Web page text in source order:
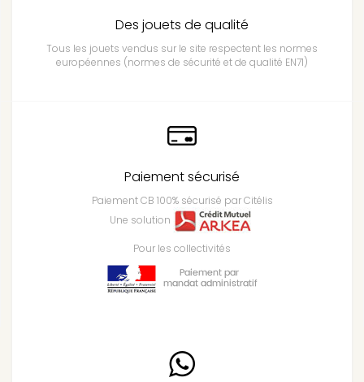
Des jouets de qualité
Tous les jouets vendus sur le site respectent les normes
européennes (normes de sécurité et de qualité EN71)
Paiement sécurisé
Paiement CB 100% sécurisé par Citélis
Une solution
Pour les collectivités